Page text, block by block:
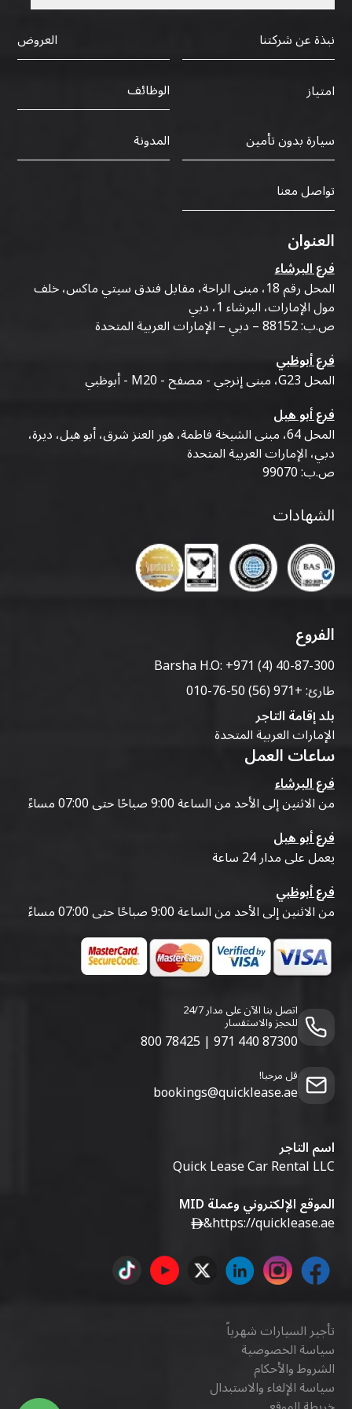
نبذة عن شركتنا
العروض
امتياز
الوظائف
سيارة بدون تأمين
المدونة
تواصل معنا
العنوان
فرع البرشاء
المحل رقم 18، مبنى الراحة، مقابل فندق سيتي ماكس، خلف
مول الإمارات، البرشاء 1، دبي
ص.ب: 88152 – دبي – الإمارات العربية المتحدة
فرع أبوظبي
المحل G23، مبنى إنرجي - مصفح - M20 - أبوظبي
فرع أبو هيل
المحل 64، مبنى الشيخة فاطمة، هور العنز شرق، أبو هيل، ديرة،
دبي، الإمارات العربية المتحدة
ص.ب: 99070
الشهادات
الفروع
Barsha H.O:+971 (4) 40-87-300
طارئ:+971 (56) 50-76-010
بلد إقامة التاجر
الإمارات العربية المتحدة
ساعات العمل
فرع البرشاء
من الاثنين إلى الأحد من الساعة 9:00 صباحًا حتى 07:00 مساءً
فرع أبو هيل
يعمل على مدار 24 ساعة
فرع أبوظبي
من الاثنين إلى الأحد من الساعة 9:00 صباحًا حتى 07:00 مساءً
اتصل بنا الآن على مدار 24/7
للحجز والاستفسار
800 78425 | 971 440 87300
قل مرحبا!
bookings@quicklease.ae
اسم التاجر
Quick Lease Car Rental LLC
الموقع الإلكتروني وعملة MID
https://quicklease.ae
&
تأجير السيارات شهرياً
سياسة الخصوصية
الشروط والأحكام
سياسة الإلغاء والاستبدال